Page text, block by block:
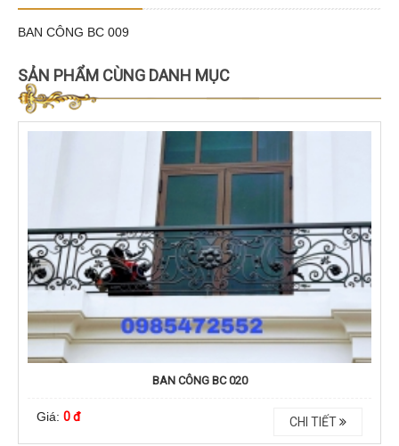
BAN CÔNG BC 009
SẢN PHẨM CÙNG DANH MỤC
BAN CÔNG BC 020
Giá: 0 đ CHI TIẾT